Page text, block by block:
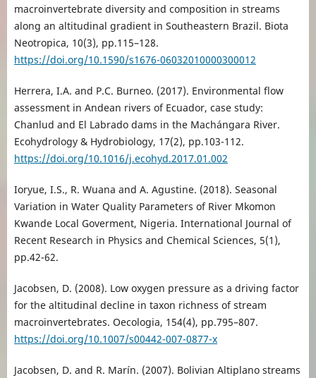
macroinvertebrate diversity and composition in streams
along an altitudinal gradient in Southeastern Brazil. Biota
Neotropica, 10(3), pp.115–128.
https://doi.org/10.1590/s1676-06032010000300012
Herrera, I.A. and P.C. Burneo. (2017). Environmental flow
assessment in Andean rivers of Ecuador, case study:
Chanlud and El Labrado dams in the Machángara River.
Ecohydrology & Hydrobiology, 17(2), pp.103-112.
https://doi.org/10.1016/j.ecohyd.2017.01.002
Ioryue, I.S., R. Wuana and A. Agustine. (2018). Seasonal
Variation in Water Quality Parameters of River Mkomon
Kwande Local Goverment, Nigeria. International Journal of
Recent Research in Physics and Chemical Sciences, 5(1),
pp.42-62.
Jacobsen, D. (2008). Low oxygen pressure as a driving factor
for the altitudinal decline in taxon richness of stream
macroinvertebrates. Oecologia, 154(4), pp.795–807.
https://doi.org/10.1007/s00442-007-0877-x
Jacobsen, D. and R. Marín. (2007). Bolivian Altiplano streams